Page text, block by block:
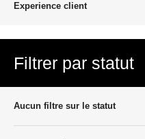
Experience client
Filtrer par statut
Aucun filtre sur le statut